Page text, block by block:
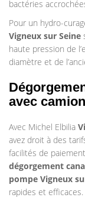
bactéries
Pour un hydro-
Vigneux sur Seine
haute pression de
diamètre et de
avec
Avec Michel Elbilia
avez droit à des
facilités de
dégorgement
pompe Vigneux
rapides et efficaces.